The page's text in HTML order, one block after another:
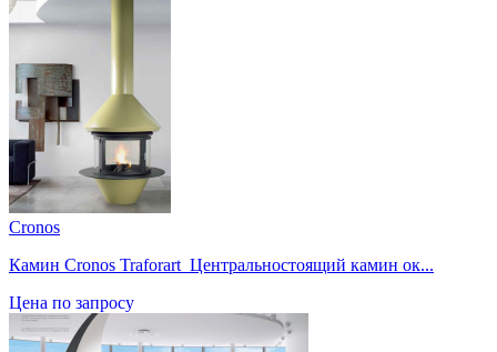
Cronos
Камин Cronos Traforart Центральностоящий камин ок...
Цена по запросу